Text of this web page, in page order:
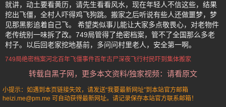
就讲，动土要看黄历，请先生看看风水，现在年轻人不信这些，结果
挖出飞僵，全村人吓得鸡飞狗跳。搬家之后听说有些人还做噩梦，梦
见那黑影追着自己飞。 希望类似事儿能让大家多点敬畏心，对老物件
老传统别一味拆了改。749局管得了绝密档案，管不了全国那么多老
村子。以后回老家挖地基前，多问问村里老人，安全第一啊。
749局绝密档案河北百年飞僵事件百年古尸深夜飞行村民吓到集体搬家
转载自黑子网，更多本文资料/独家视频：请看原文
小提示：如遇到本页链接失效，请发送“我要最新网址”到本站官方邮箱
heizi.me@pm.me 可自动获得最新网址。请记录保存本站官方联系邮箱！